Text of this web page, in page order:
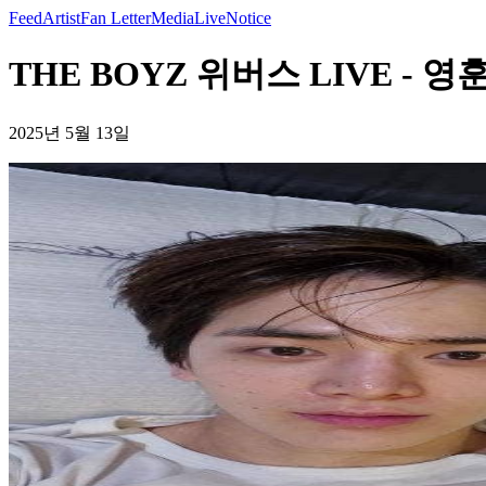
FeedArtistFan LetterMediaLiveNotice
THE BOYZ 위버스 LIVE - 영
2025년 5월 13일